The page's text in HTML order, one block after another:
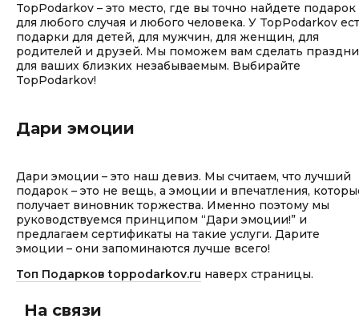
TopPodarkov – это место, где вы точно найдете подарок
для любого случая и любого человека. У TopPodarkov
подарки для детей, для мужчин, для женщин, для
родителей и друзей. Мы поможем вам сделать
для ваших близких незабываемым. Выбирайте
TopPodarkov!
Дари эмоции
Дари эмоции – это наш девиз. Мы считаем, что лучший
подарок – это не вещь, а эмоции и впечатления,
получает виновник торжества. Именно поэтому мы
руководствуемся принципом “Дари эмоции!” и
предлагаем сертификаты на такие услуги. Дарите
эмоции – они запоминаются лучше всего!
Топ Подарков toppodarkov.ru наверх страницы.
На связи